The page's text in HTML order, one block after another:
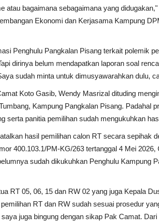
atau bagaimana sebagaimana yang
Ekonomi dan Kerjasama Kampung
Penghulu Pangkalan Pisang terkait polemik
dirinya belum mendapatkan laporan soal
sudah minta untuk dimusyawarahkan dulu,
Koto Gasib, Wendy Masrizal dituding
Kampung Pangkalan Pisang. Padahal
serta panitia pemilihan sudah mengukuhkan
hasil pemilihan calon RT secara sepihak
400.103.1/PM-KG/263 tertanggal 4 Mei
sudah dikukuhkan Penghulu Kampung
RT 05, 06, 15 dan RW 02 yang juga Kepala
RT dan RW sudah sesuai prosedur
juga bingung dengan sikap Pak Camat.